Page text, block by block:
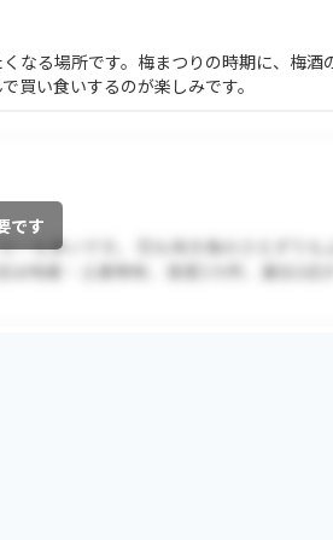
なる場所です。梅まつりの時期に、梅酒
買い食いするのが楽しみです。
です